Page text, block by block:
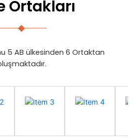
Ortakları
5 AB ülkesinden 6 Ortaktan